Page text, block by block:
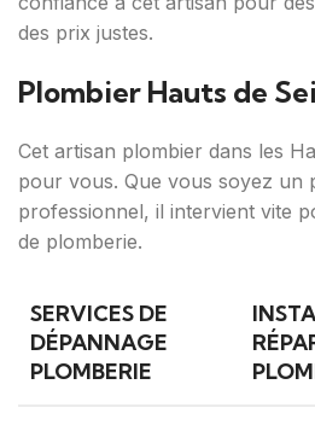
des prix justes.
Plombier Hauts de
Cet artisan plombier dans les
pour vous. Que vous soyez un
professionnel, il intervient vite
de plomberie.
SERVICES DE
DÉPANNAGE
PLOMBERIE